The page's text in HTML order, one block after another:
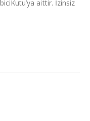
aittir. İzinsiz